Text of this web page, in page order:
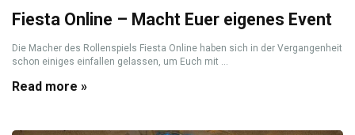
Fiesta Online – Macht Euer eigenes Event
Die Macher des Rollenspiels Fiesta Online haben sich in der Vergangenheit
schon einiges einfallen gelassen, um Euch mit ...
Read more »